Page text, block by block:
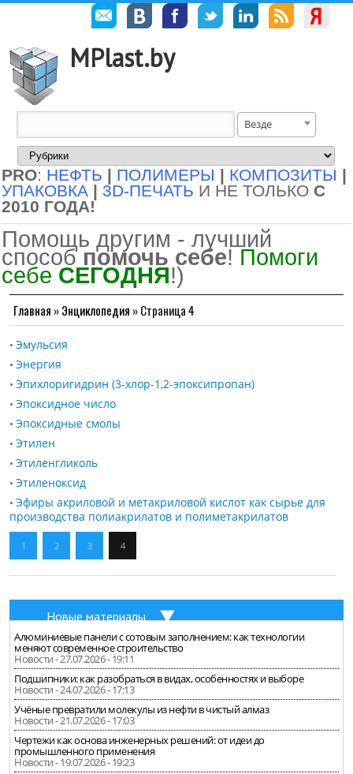
MPlast.by
Везде
PRO: НЕФТЬ | ПОЛИМЕРЫ | КОМПОЗИТЫ |
УПАКОВКА | 3D-ПЕЧАТЬ И НЕ ТОЛЬКО С
2010 ГОДА!
Помощь другим - лучший
способ помочь себе! Помоги
себе СЕГОДНЯ!)
Главная »Энциклопедия »Страница 4
• Эмульсия
• Энергия
• Эпихлоригидрин (3-хлор-1,2-эпоксипропан)
• Эпоксидное число
• Эпоксидные смолы
• Этилен
• Этиленгликоль
• Этиленоксид
• Эфиры акриловой и метакриловой кислот как сырье для
производства полиакрилатов и полиметакрилатов
1 2 3 4
Новые материалы
Алюминиевые панели с сотовым заполнением: как технологии
меняют современное строительство
Новости - 27.07.2026 - 19:11
Подшипники: как разобраться в видах, особенностях и выборе
Новости - 24.07.2026 - 17:13
Учёные превратили молекулы из нефти в чистый алмаз
Новости - 21.07.2026 - 17:03
Чертежи как основа инженерных решений: от идеи до
промышленного применения
Новости - 19.07.2026 - 19:23